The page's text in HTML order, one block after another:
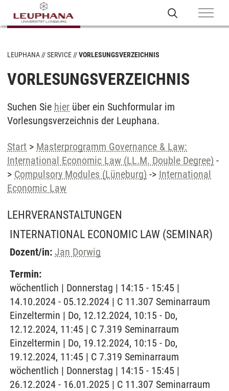
LEUPHANA SERVICE VORLESUNGSVERZEICHNIS
VORLESUNGSVERZEICHNIS
Suchen Sie hier über ein Suchformular im
Vorlesungsverzeichnis der Leuphana.
Start > Masterprogramm Governance & Law:
International Economic Law (LL.M. Double Degree) -
> Compulsory Modules (Lüneburg) -> International
Economic Law
LEHRVERANSTALTUNGEN
INTERNATIONAL ECONOMIC LAW (SEMINAR)
Dozent/in: Jan Dorwig
Termin:
wöchentlich | Donnerstag | 14:15 - 15:45 |
14.10.2024 - 05.12.2024 | C 11.307 Seminarraum
Einzeltermin | Do, 12.12.2024, 10:15 - Do,
12.12.2024, 11:45 | C 7.319 Seminarraum
Einzeltermin | Do, 19.12.2024, 10:15 - Do,
19.12.2024, 11:45 | C 7.319 Seminarraum
wöchentlich | Donnerstag | 14:15 - 15:45 |
26.12.2024 - 16.01.2025 | C 11.307 Seminarraum